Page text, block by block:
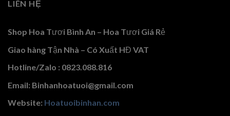
LIÊN HỆ
Shop Hoa Tươi Bình An – Hoa Tươi Giá Rẻ
Giao hàng Tận Nhà – Có Xuất HĐ VAT
Hotline/Zalo : 0823.088.816
Email: Binhanhoatuoi@gmail.com
Website: Hoatuoibinhan.com